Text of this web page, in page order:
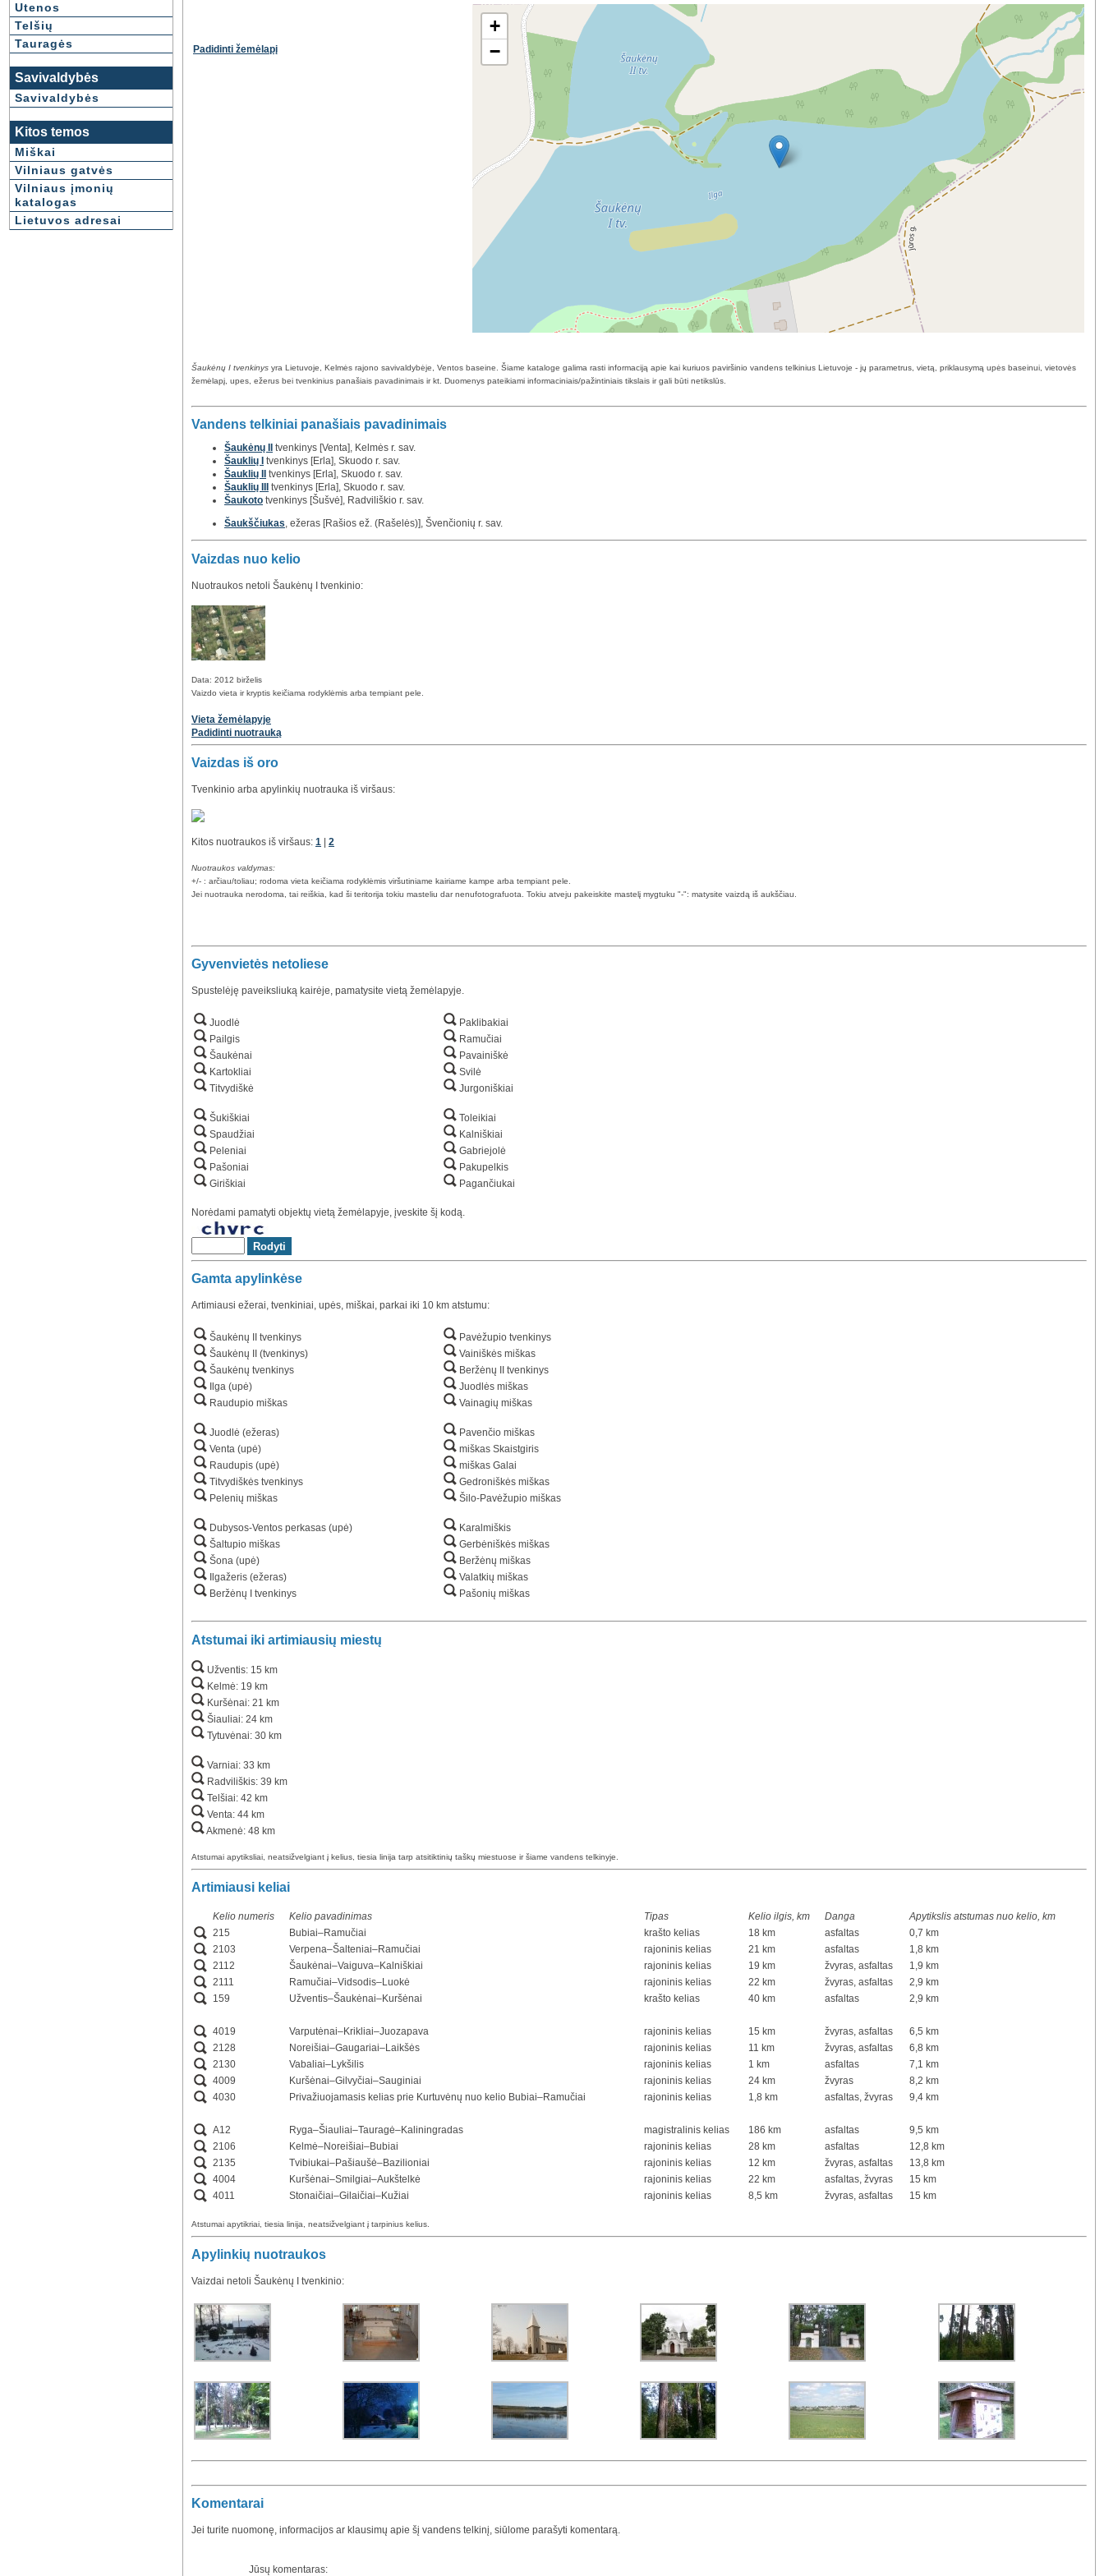
Utenos
Telšių
Tauragės
Savivaldybės
Savivaldybės
Kitos temos
Miškai
Vilniaus gatvės
Vilniaus įmonių
katalogas
Lietuvos adresai
Padidinti žemėlapį
+
−
Šaukėnų I tvenkinys yra Lietuvoje, Kelmės rajono savivaldybėje, Ventos baseine. Šiame kataloge galima rasti informaciją apie kai kuriuos paviršinio vandens telkinius Lietuvoje - jų parametrus, vietą, priklausymą upės baseinui, vietovės
žemėlapį, upes, ežerus bei tvenkinius panašiais pavadinimais ir kt. Duomenys pateikiami informaciniais/pažintiniais tikslais ir gali būti netikslūs.
Vandens telkiniai panašiais pavadinimais
Šaukėnų II
tvenkinys [Venta], Kelmės r. sav.
Šauklių I
tvenkinys [Erla], Skuodo r. sav.
Šauklių II
tvenkinys [Erla], Skuodo r. sav.
Šauklių III
tvenkinys [Erla], Skuodo r. sav.
Šaukoto tvenkinys [Šušvė], Radviliškio r. sav.
Šaukščiukas, ežeras [Rašios ež. (Rašelės)], Švenčionių r. sav.
Vaizdas nuo kelio
Nuotraukos netoli Šaukėnų I tvenkinio:
Data: 2012 birželis
Vaizdo vieta ir kryptis keičiama rodyklėmis arba tempiant pele.
Vieta žemėlapyje
Padidinti nuotrauką
Vaizdas iš oro
Tvenkinio arba apylinkių nuotrauka iš viršaus:
Kitos nuotraukos iš viršaus: 1 | 2
Nuotraukos valdymas:
+/- : arčiau/toliau; rodoma vieta keičiama rodyklėmis viršutiniame kairiame kampe arba tempiant pele.
Jei nuotrauka nerodoma, tai reiškia, kad ši teritorija tokiu masteliu dar nenufotografuota. Tokiu atveju pakeiskite mastelį mygtuku "-": matysite vaizdą iš aukščiau.
Gyvenvietės netoliese
Spustelėję paveiksliuką kairėje, pamatysite vietą žemėlapyje.
Juodlė
Pailgis
Šaukėnai
Kartokliai
Titvydiškė
Šukiškiai
Spaudžiai
Peleniai
Pašoniai
Giriškiai
Paklibakiai
Ramučiai
Pavainiškė
Svilė
Jurgoniškiai
Toleikiai
Kalniškiai
Gabriejolė
Pakupelkis
Pagančiukai
Norėdami pamatyti objektų vietą žemėlapyje, įveskite šį kodą.
Gamta apylinkėse
Artimiausi ežerai, tvenkiniai, upės, miškai, parkai iki 10 km atstumu:
Šaukėnų II tvenkinys
Šaukėnų II (tvenkinys)
Šaukėnų tvenkinys
Ilga (upė)
Raudupio miškas
Juodlė (ežeras)
Venta (upė)
Raudupis (upė)
Titvydiškės tvenkinys
Pelenių miškas
Dubysos-Ventos perkasas (upė)
Šaltupio miškas
Šona (upė)
Ilgažeris (ežeras)
Beržėnų I tvenkinys
Pavėžupio tvenkinys
Vainiškės miškas
Beržėnų II tvenkinys
Juodlės miškas
Vainagių miškas
Pavenčio miškas
miškas Skaistgiris
miškas Galai
Gedroniškės miškas
Šilo-Pavėžupio miškas
Karalmiškis
Gerbėniškės miškas
Beržėnų miškas
Valatkių miškas
Pašonių miškas
Atstumai iki artimiausių miestų
Užventis: 15 km
Kelmė: 19 km
Kuršėnai: 21 km
Šiauliai: 24 km
Tytuvėnai: 30 km
Varniai: 33 km
Radviliškis: 39 km
Telšiai: 42 km
Venta: 44 km
Akmenė: 48 km
Atstumai apytiksliai, neatsižvelgiant į kelius, tiesia linija tarp atsitiktinių taškų miestuose ir šiame vandens telkinyje.
Artimiausi keliai
Kelio numeris Kelio pavadinimas Tipas Kelio ilgis, km Danga
Apytikslis atstumas nuo kelio, km
215
Bubiai–Ramučiai krašto kelias 18 km asfaltas
0,7 km
2103
Verpena–Šalteniai–Ramučiai rajoninis kelias 21 km asfaltas
1,8 km
2112
Šaukėnai–Vaiguva–Kalniškiai rajoninis kelias 19 km žvyras, asfaltas
1,9 km
2111
Ramučiai–Vidsodis–Luokė rajoninis kelias 22 km žvyras, asfaltas
2,9 km
159
Užventis–Šaukėnai–Kuršėnai krašto kelias 40 km asfaltas 2,9 km
4019 Varputėnai–Krikliai–Juozapava rajoninis kelias 15 km žvyras, asfaltas
6,5 km
2128
Noreišiai–Gaugariai–Laikšės rajoninis kelias 11 km žvyras, asfaltas
6,8 km
2130
Vabaliai–Lykšilis rajoninis kelias 1 km asfaltas
7,1 km
4009
Kuršėnai–Gilvyčiai–Sauginiai rajoninis kelias 24 km žvyras
8,2 km
4030
Privažiuojamasis kelias prie Kurtuvėnų nuo kelio Bubiai–Ramučiai rajoninis kelias 1,8 km asfaltas, žvyras 9,4 km
A12 Ryga–Šiauliai–Tauragė–Kaliningradas magistralinis kelias 186 km asfaltas
9,5 km
2106
Kelmė–Noreišiai–Bubiai rajoninis kelias 28 km asfaltas
12,8 km
2135
Tvibiukai–Pašiaušė–Bazilioniai rajoninis kelias 12 km žvyras, asfaltas
13,8 km
4004
Kuršėnai–Smilgiai–Aukštelkė rajoninis kelias 22 km asfaltas, žvyras
15 km
4011
Stonaičiai–Gilaičiai–Kužiai rajoninis kelias 8,5 km žvyras, asfaltas 15 km
Atstumai apytikriai, tiesia linija, neatsižvelgiant į tarpinius kelius.
Apylinkių nuotraukos
Vaizdai netoli Šaukėnų I tvenkinio:
Komentarai
Jei turite nuomonę, informacijos ar klausimų apie šį vandens telkinį, siūlome parašyti komentarą.
Jūsų komentaras: